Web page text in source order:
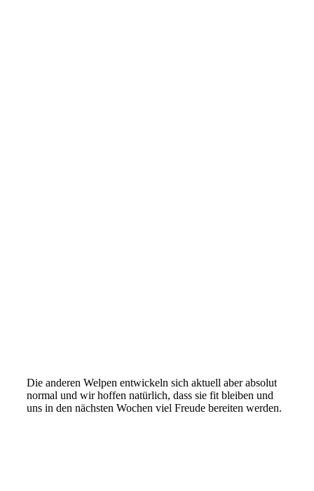
Die anderen Welpen entwickeln sich aktuell aber absolut
normal und wir hoffen natürlich, dass sie fit bleiben und
uns in den nächsten Wochen viel Freude bereiten werden.